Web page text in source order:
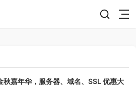
秋嘉年华，服务器、域名、SSL 优惠大